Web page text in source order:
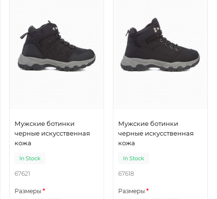
Мужские ботинки
черные искусственная
кожа
In Stock
67621
Размеры
Мужские ботинки
черные искусственная
кожа
In Stock
67618
Размеры